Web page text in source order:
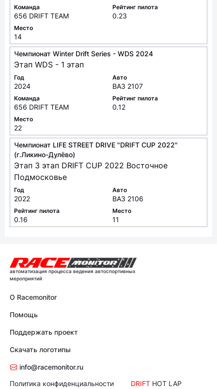
Команда
656 DRIFT TEAM
Рейтинг пилота
0.23
Место
14
Чемпионат Winter Drift Series - WDS 2024
Этап WDS - 1 этап
Год
2024
Авто
ВАЗ 2107
Команда
656 DRIFT TEAM
Рейтинг пилота
0.12
Место
22
Чемпионат LIFE STREET DRIVE "DRIFT CUP 2022"
(г.Ликино-Дулёво)
Этап 3 этап DRIFT CUP 2022 Восточное
Подмосковье
Год
2022
Авто
ВАЗ 2106
Рейтинг пилота
0.16
Место
11
автоматизация процесса ведения автоспортивных
мероприятий
О Racemonitor
Помощь
Поддержать проект
Скачать логотипы
info@racemonitor.ru
Политика конфиденциальности
DRIFT HOT LAP